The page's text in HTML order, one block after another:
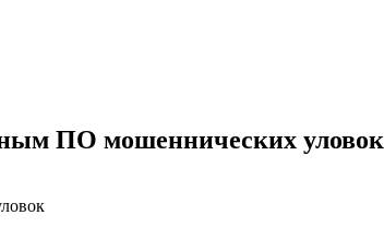
ПО мошеннических уловок